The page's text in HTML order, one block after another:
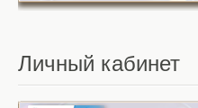
Личный кабинет